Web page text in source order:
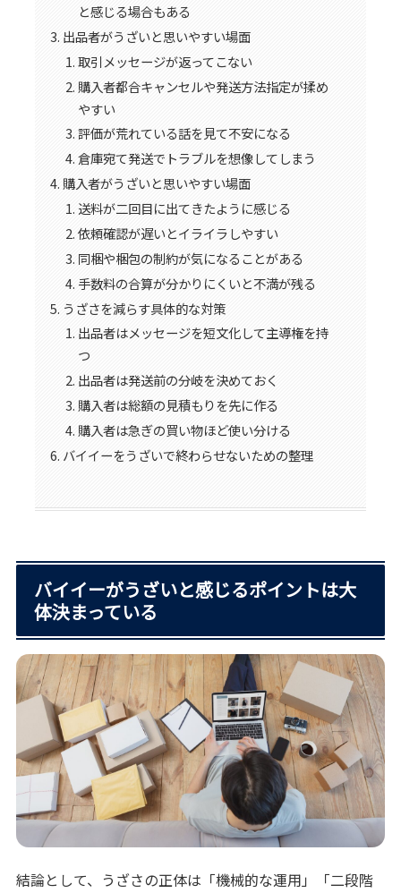
と感じる場合もある
出品者がうざいと思いやすい場面
取引メッセージが返ってこない
購入者都合キャンセルや発送方法指定が揉め
やすい
評価が荒れている話を見て不安になる
倉庫宛て発送でトラブルを想像してしまう
購入者がうざいと思いやすい場面
送料が二回目に出てきたように感じる
依頼確認が遅いとイライラしやすい
同梱や梱包の制約が気になることがある
手数料の合算が分かりにくいと不満が残る
うざさを減らす具体的な対策
出品者はメッセージを短文化して主導権を持
つ
出品者は発送前の分岐を決めておく
購入者は総額の見積もりを先に作る
購入者は急ぎの買い物ほど使い分ける
バイイーをうざいで終わらせないための整理
バイイーがうざいと感じるポイントは大
体決まっている
結論として、うざさの正体は「機械的な運用」「二段階